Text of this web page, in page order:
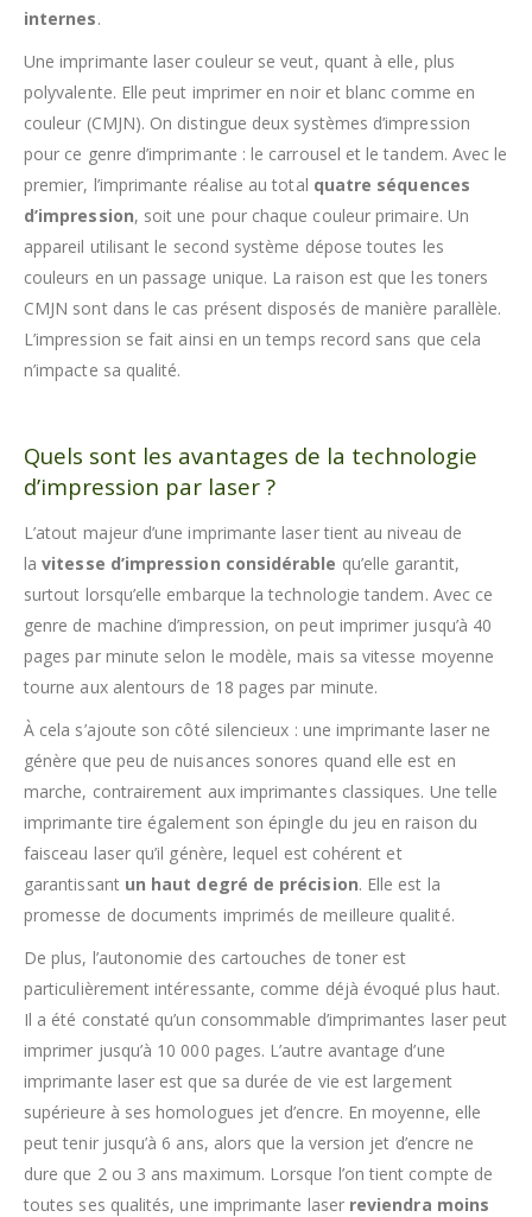
internes.
Une imprimante laser couleur se veut, quant à elle, plus
polyvalente. Elle peut imprimer en noir et blanc comme en
couleur (CMJN). On distingue deux systèmes d’impression
pour ce genre d’imprimante : le carrousel et le tandem. Avec le
premier, l’imprimante réalise au total quatre séquences
d’impression, soit une pour chaque couleur primaire. Un
appareil utilisant le second système dépose toutes les
couleurs en un passage unique. La raison est que les toners
CMJN sont dans le cas présent disposés de manière parallèle.
L’impression se fait ainsi en un temps record sans que cela
n’impacte sa qualité.
Quels sont les avantages de la technologie
d’impression par laser ?
L’atout majeur d’une imprimante laser tient au niveau de
lavitesse d’impression considérable qu’elle garantit,
surtout lorsqu’elle embarque la technologie tandem. Avec ce
genre de machine d’impression, on peut imprimer jusqu’à 40
pages par minute selon le modèle, mais sa vitesse moyenne
tourne aux alentours de 18 pages par minute.
À cela s’ajoute son côté silencieux : une imprimante laser ne
génère que peu de nuisances sonores quand elle est en
marche, contrairement aux imprimantes classiques. Une telle
imprimante tire également son épingle du jeu en raison du
faisceau laser qu’il génère, lequel est cohérent et
garantissant un haut degré de précision. Elle est la
promesse de documents imprimés de meilleure qualité.
De plus, l’autonomie des cartouches de toner est
particulièrement intéressante, comme déjà évoqué plus haut.
Il a été constaté qu’un consommable d’imprimantes laser peut
imprimer jusqu’à 10 000 pages. L’autre avantage d’une
imprimante laser est que sa durée de vie est largement
supérieure à ses homologues jet d’encre. En moyenne, elle
peut tenir jusqu’à 6 ans, alors que la version jet d’encre ne
dure que 2 ou 3 ans maximum. Lorsque l’on tient compte de
toutes ses qualités, une imprimante laser reviendra moins